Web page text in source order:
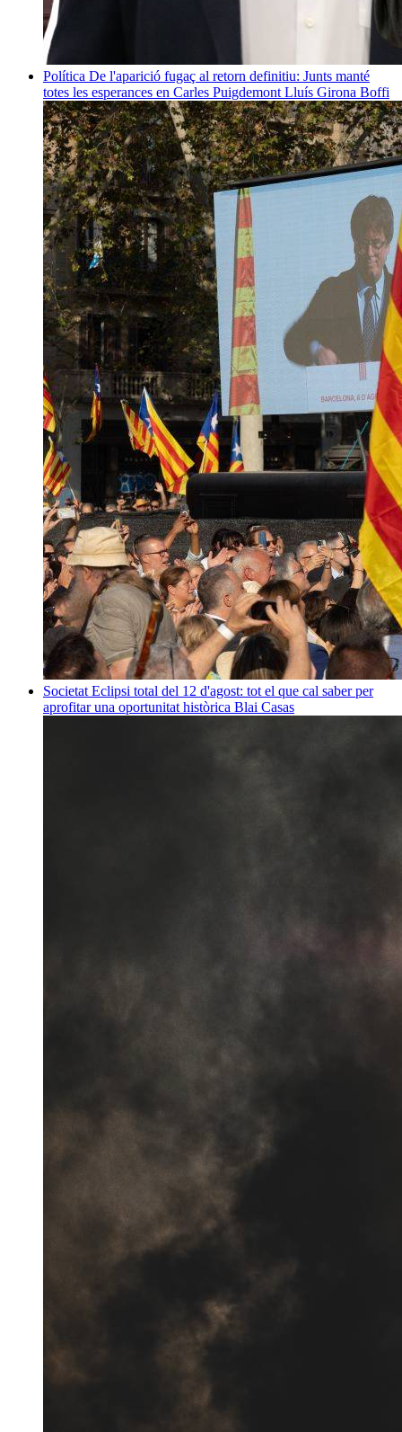
Política De l'aparició fugaç al retorn definitiu: Junts manté
totes les esperances en Carles Puigdemont Lluís Girona Boffi
Societat Eclipsi total del 12 d'agost: tot el que cal saber per
aprofitar una oportunitat històrica Blai Casas